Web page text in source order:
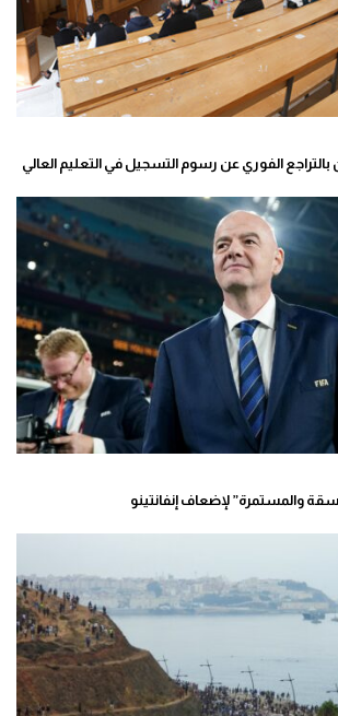
الفوري عن رسوم التسجيل في التعليم العالي
والمستمرة” لإضعاف إنفانتينو